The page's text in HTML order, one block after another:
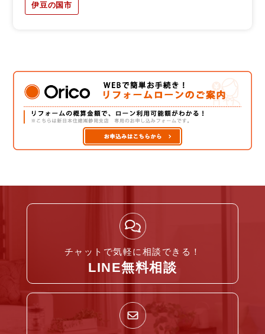
伊豆の国市
チャットで気軽に相談できる！
LINE無料相談